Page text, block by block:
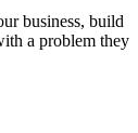
business, build
a problem they